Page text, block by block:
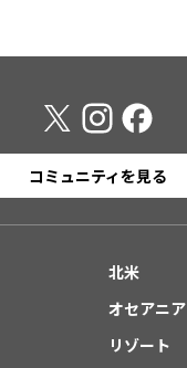
コミュニティを見る
北米
オセアニア
リゾート